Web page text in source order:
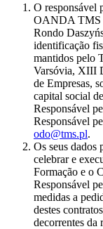
O responsável
OANDA TMS
Rondo
identificação
mantidos pelo
Varsóvia, XIII
de Empresas,
capital social
Responsável
Responsável
odo@tms.pl.
Os seus dados
celebrar e
Formação e o
Responsável
medidas a
destes
decorrentes da